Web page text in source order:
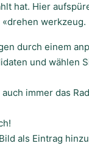
hat. Hier
werkzeug.
durch einem
und wählen
immer das
als Eintrag